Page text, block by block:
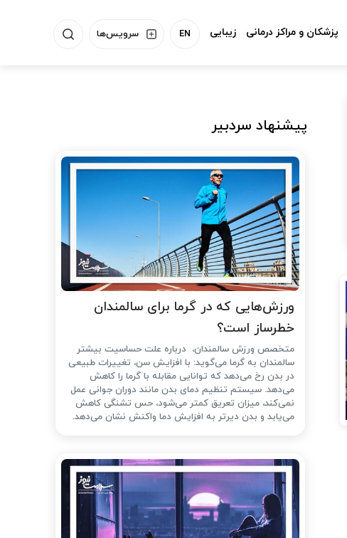
سرویس‌ها EN پزشکان و مراکز درمانی زیبایی
پیشنهاد سردبیر
ورزش‌هایی که در گرما برای سالمندان
خطرساز است؟
متخصص ورزش سالمندان، درباره علت حساسیت بیشتر
سالمندان به گرما می‌گوید: با افزایش سن، تغییرات طبیعی
در بدن رخ می‌دهد که توانایی مقابله با گرما را کاهش
می‌دهد. سیستم تنظیم دمای بدن مانند دوران جوانی عمل
نمی‌کند، میزان تعریق کمتر می‌شود، حس تشنگی کاهش
می‌یابد و بدن دیرتر به افزایش دما واکنش نشان می‌دهد.